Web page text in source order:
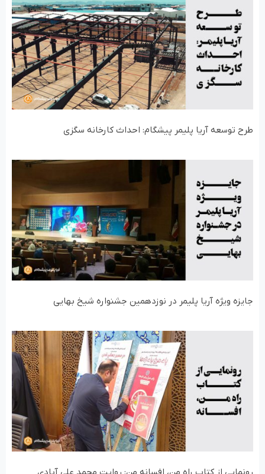
طرح توسعه آریا پلیمر پیشگام: احداث کارخانه سگزی
جایزه ویژه آریا پلیمر در نوزدهمین جشنواره شیخ بهایی